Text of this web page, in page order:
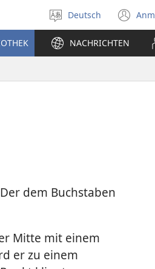
Sprache
auswählen
Deutsch
NACHRICHTEN
dem Buchstaben
Mitte mit einem
er zu einem